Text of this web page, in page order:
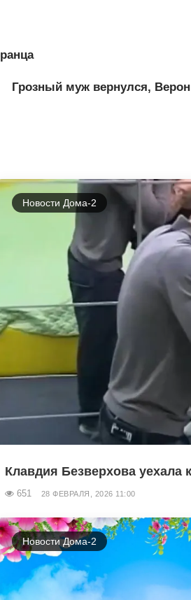
Грозный муж вернулся,
Новости Дома-2
Клавдия Безверхова уехала
651 28 ФЕВРАЛЯ, 2026 11:00
Новости Дома-2